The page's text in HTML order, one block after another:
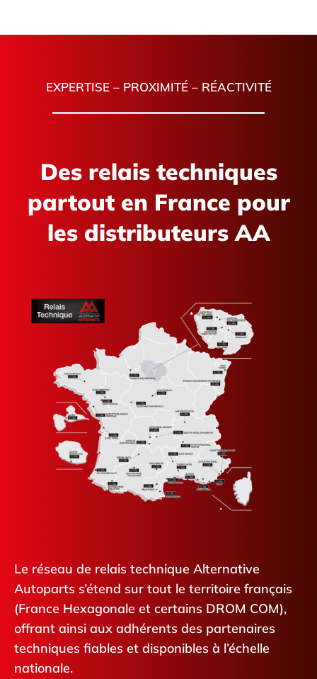
EXPERTISE – PROXIMITÉ – RÉACTIVITÉ
Des relais techniques
partout en France pour
les distributeurs AA
Le réseau de relais technique Alternative
Autoparts s’étend sur tout le territoire français
(France Hexagonale et certains DROM COM),
offrant ainsi aux adhérents des partenaires
techniques fiables et disponibles à l’échelle
nationale.